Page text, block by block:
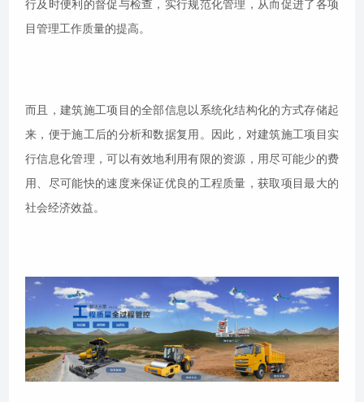
行及时便利的督促与检查，实行规范化管理，从而促进了各项
目管理工作质量的提高。
而且，建筑施工项目的全部信息以系统化结构化的方式存储起
来，便于施工后的分析和数据复用。因此，对建筑施工项目实
行信息化管理，可以有效地利用有限的资源，用尽可能少的费
用、尽可能快的速度来保证优良的工程质量，获取项目最大的
社会经济效益。